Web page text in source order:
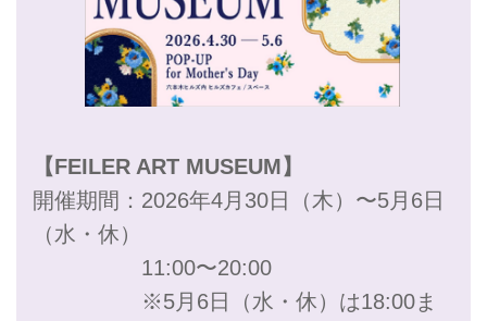
【FEILER ART MUSEUM】
開催期間：2026年4月30日（木）〜5月6日
（水・休）
11:00〜20:00
※5月6日（水・休）は18:00ま